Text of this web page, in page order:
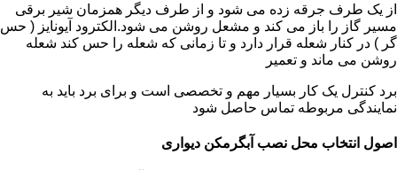
از یک طرف جرقه زده می شود و از طرف دیگر همزمان شیر برقی
مسیر گاز را باز می کند و مشعل روشن می شود.الکترود آیونایز ( حس
گر ) در کنار شعله قرار دارد و تا زمانی که شعله را حس کند شعله
روشن می ماند و تعمیر
برد کنترل یک کار بسیار مهم و تخصصی است و برای برد باید به
نمایندگی مربوطه تماس حاصل شود
اصول انتخاب محل نصب آبگرمکن دیواری